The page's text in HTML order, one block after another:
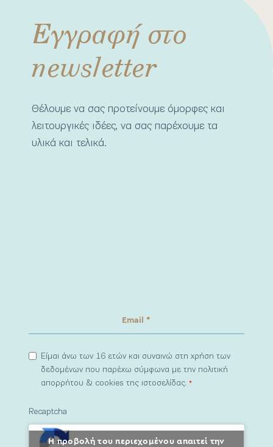
Εγγραφή στο
newsletter
Θέλουμε να σας προτείνουμε όμορφες και
λειτουργικές ιδέες, να σας παρέχουμε τα
υλικά και τελικά.
Είμαι άνω των 16 ετών και συναινώ στη χρήση των
δεδομένων που παρέχω σύμφωνα με την πολιτική
απορρήτου & cookies της ιστοσελίδας.*
Recaptcha
Η προβολή του περιεχομένου απαιτεί την